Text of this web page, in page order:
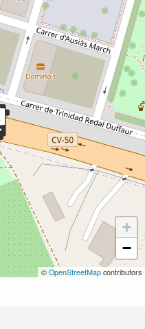
+
−
© OpenStreetMap contributors